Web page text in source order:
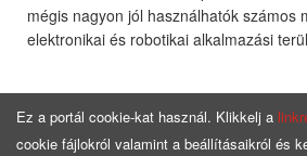
mégis nagyon jól használhatók számos
elektronikai és robotikai alkalmazási
Főoldal Ajánlat
Ez a portál cookie-kat használ. Klikkelj a
cookie fájlokról valamint a beállításaikról és